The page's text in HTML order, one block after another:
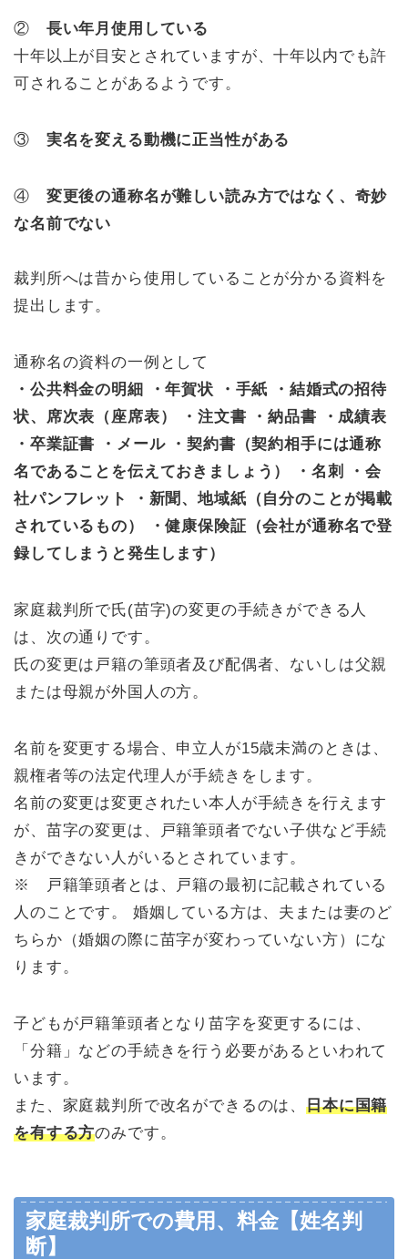
② 長い年月使用している
十年以上が目安とされていますが、十年以内でも許
可されることがあるようです。
③ 実名を変える動機に正当性がある
④ 変更後の通称名が難しい読み方ではなく、奇妙
な名前でない
裁判所へは昔から使用していることが分かる資料を
提出します。
通称名の資料の一例として
・公共料金の明細 ・年賀状 ・手紙 ・結婚式の招待
状、席次表（座席表） ・注文書 ・納品書 ・成績表
・卒業証書 ・メール ・契約書（契約相手には通称
名であることを伝えておきましょう） ・名刺 ・会
社パンフレット ・新聞、地域紙（自分のことが掲載
されているもの） ・健康保険証（会社が通称名で登
録してしまうと発生します）
家庭裁判所で氏(苗字)の変更の手続きができる人
は、次の通りです。
氏の変更は戸籍の筆頭者及び配偶者、ないしは父親
または母親が外国人の方。
名前を変更する場合、申立人が15歳未満のときは、
親権者等の法定代理人が手続きをします。
名前の変更は変更されたい本人が手続きを行えます
が、苗字の変更は、戸籍筆頭者でない子供など手続
きができない人がいるとされています。
※ 戸籍筆頭者とは、戸籍の最初に記載されている
人のことです。 婚姻している方は、夫または妻のど
ちらか（婚姻の際に苗字が変わっていない方）にな
ります。
子どもが戸籍筆頭者となり苗字を変更するには、
「分籍」などの手続きを行う必要があるといわれて
います。
また、家庭裁判所で改名ができるのは、日本に国籍
を有する方のみです。
家庭裁判所での費用、料金【姓名判
断】